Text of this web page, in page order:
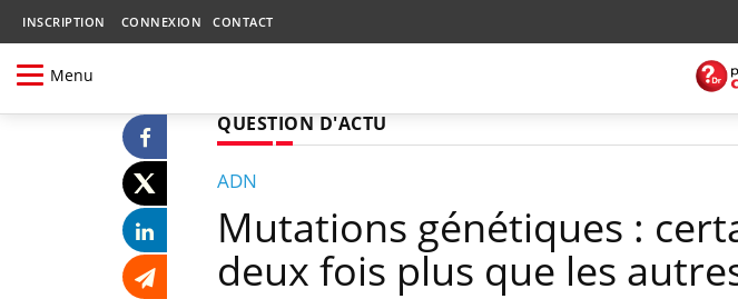
INSCRIPTION CONNEXION CONTACT
Menu
QUESTION D'ACTU
ADN
Mutations génétiques :
deux fois plus que les